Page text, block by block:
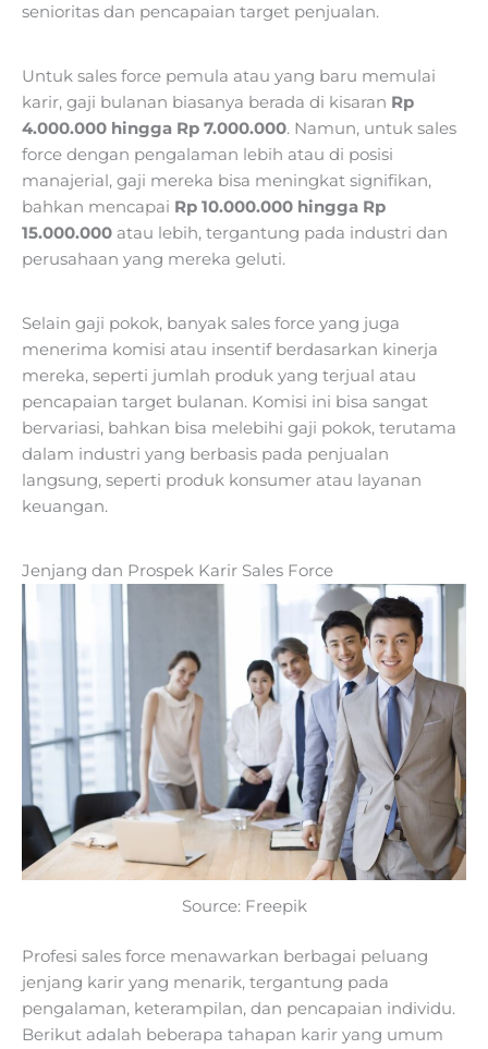
senioritas dan pencapaian target penjualan.
Untuk sales force pemula atau yang baru memulai
karir, gaji bulanan biasanya berada di kisaran Rp
4.000.000 hingga Rp 7.000.000. Namun, untuk sales
force dengan pengalaman lebih atau di posisi
manajerial, gaji mereka bisa meningkat signifikan,
bahkan mencapai Rp 10.000.000 hingga Rp
15.000.000 atau lebih, tergantung pada industri dan
perusahaan yang mereka geluti.
Selain gaji pokok, banyak sales force yang juga
menerima komisi atau insentif berdasarkan kinerja
mereka, seperti jumlah produk yang terjual atau
pencapaian target bulanan. Komisi ini bisa sangat
bervariasi, bahkan bisa melebihi gaji pokok, terutama
dalam industri yang berbasis pada penjualan
langsung, seperti produk konsumer atau layanan
keuangan.
Jenjang dan Prospek Karir Sales Force
Source: Freepik
Profesi sales force menawarkan berbagai peluang
jenjang karir yang menarik, tergantung pada
pengalaman, keterampilan, dan pencapaian individu.
Berikut adalah beberapa tahapan karir yang umum